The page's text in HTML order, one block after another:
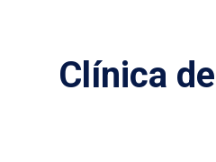
Clínica